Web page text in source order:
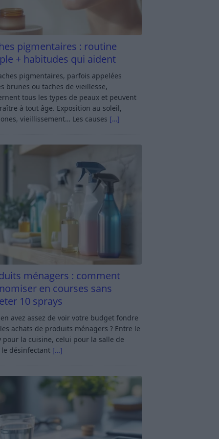
pigmentaires : routine
+ habitudes qui aident
pigmentaires, parfois appelées
brunes ou taches de vieillesse,
tous les types de peaux et peuvent
à tout âge. Exposition au soleil,
vieillissement… Les causes […]
ménagers : comment
en courses sans
10 sprays
avez assez de voir votre budget fondre
achats de produits ménagers ? Entre le
pour la cuisine, celui pour la salle de
désinfectant […]